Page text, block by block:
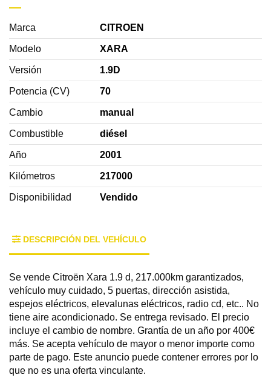
Marca CITROEN
Modelo XARA
Versión 1.9D
Potencia (CV) 70
Cambio manual
Combustible diésel
Año 2001
Kilómetros 217000
Disponibilidad Vendido
DESCRIPCIÓN DEL VEHÍCULO
Se vende Citroën Xara 1.9 d, 217.000km garantizados,
vehículo muy cuidado, 5 puertas, dirección asistida,
espejos eléctricos, elevalunas eléctricos, radio cd, etc.. No
tiene aire acondicionado. Se entrega revisado. El precio
incluye el cambio de nombre. Grantía de un año por 400€
más. Se acepta vehículo de mayor o menor importe como
parte de pago. Este anuncio puede contener errores por lo
que no es una oferta vinculante.